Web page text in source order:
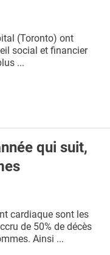
(Toronto) ont
social et financier
...
qui suit,
cardiaque sont les
de 50% de décès
Ainsi ...